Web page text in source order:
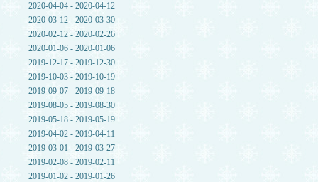
2020-04-04 - 2020-04-12
2020-03-12 - 2020-03-30
2020-02-12 - 2020-02-26
2020-01-06 - 2020-01-06
2019-12-17 - 2019-12-30
2019-10-03 - 2019-10-19
2019-09-07 - 2019-09-18
2019-08-05 - 2019-08-30
2019-05-18 - 2019-05-19
2019-04-02 - 2019-04-11
2019-03-01 - 2019-03-27
2019-02-08 - 2019-02-11
2019-01-02 - 2019-01-26